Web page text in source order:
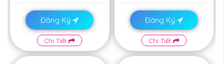
Đăng Ký
Chi Tiết
Đăng Ký
Chi Tiết